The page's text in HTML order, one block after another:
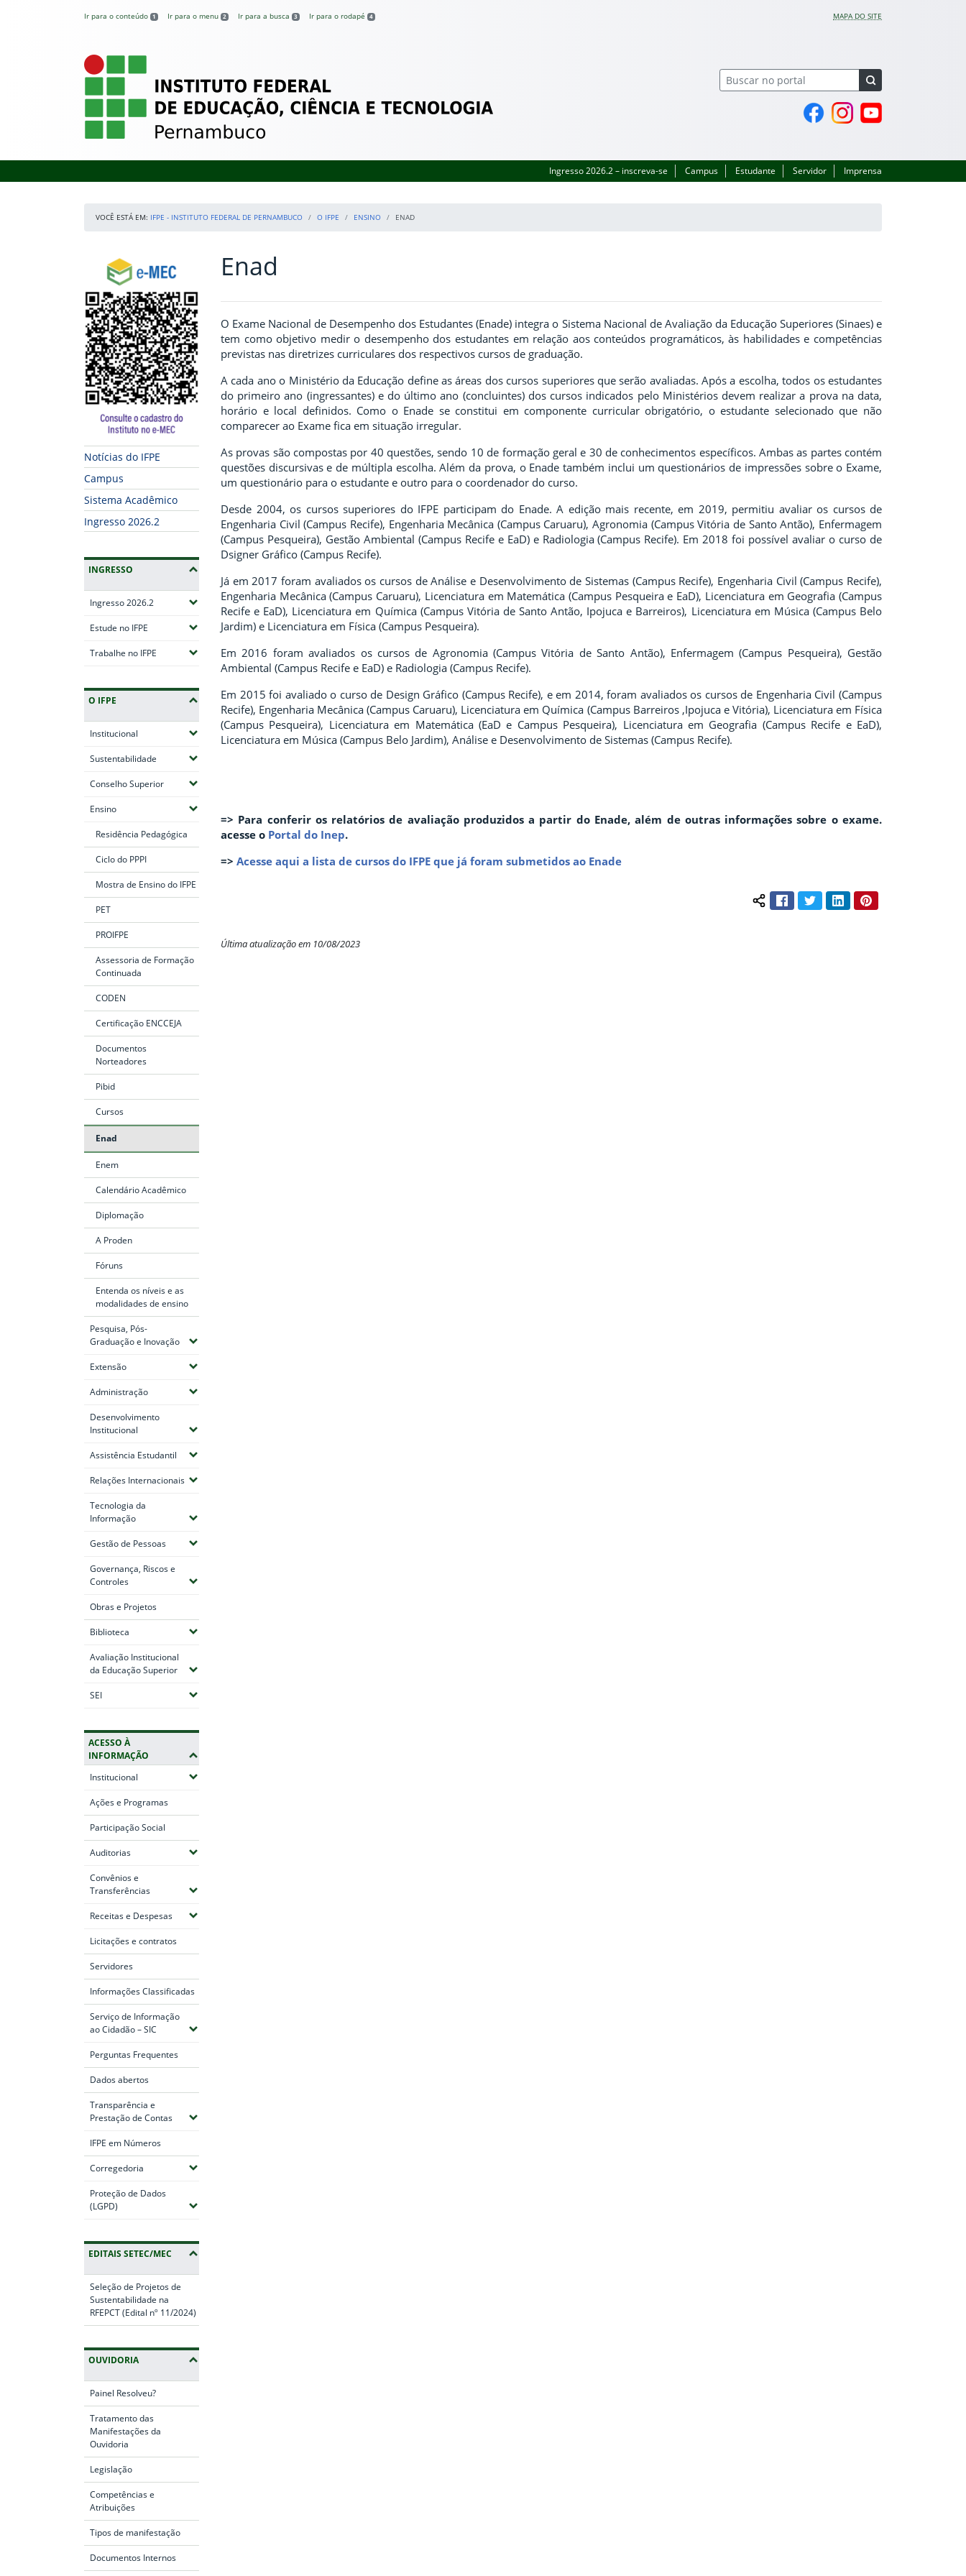
Ir para o conteúdo 1 Ir para o menu 2 Ir para a busca 3 Ir para o rodapé 4 MAPA DO SITE
IFPE – Instituto Federal de Pernambuco
Página do Facebook
Perfil no Instagram
Canal no YouTube
Ingresso 2026.2 – inscreva-se Campus Estudante Servidor Imprensa
VOCÊ ESTÁ EM: IFPE - INSTITUTO FEDERAL DE PERNAMBUCO O IFPE ENSINO ENAD
Início da navegação
Consulte o cadastro do Instituto no e-MEC
Notícias do IFPE
Campus
Sistema Acadêmico
Ingresso 2026.2
INGRESSO
Ingresso 2026.2 (Expandir submenus)
Estude no IFPE (Expandir submenus)
Trabalhe no IFPE (Expandir submenus)
O IFPE
Institucional (Expandir submenus)
Sustentabilidade (Expandir submenus)
Conselho Superior(Expandir submenus)
Ensino(Expandir submenus)
Residência Pedagógica
Ciclo do PPPI
Mostra de Ensino do IFPE
PET
PROIFPE
Assessoria de Formação
Continuada
CODEN
Certificação ENCCEJA
Documentos
Norteadores
Pibid
Cursos
Enad
Enem
Calendário Acadêmico
Diplomação
A Proden
Fóruns
Entenda os níveis e as
modalidades de ensino
Pesquisa, Pós-
Graduação e Inovação(Expandir submenus)
Extensão(Expandir submenus)
Administração(Expandir submenus)
Desenvolvimento
Institucional (Expandir submenus)
Assistência Estudantil (Expandir submenus)
Relações Internacionais(Expandir submenus)
Tecnologia da
Informação(Expandir submenus)
Gestão de Pessoas(Expandir submenus)
Governança, Riscos e
Controles(Expandir submenus)
Obras e Projetos
Biblioteca (Expandir submenus)
Avaliação Institucional
da Educação Superior(Expandir submenus)
SEI(Expandir submenus)
ACESSO À
INFORMAÇÃO
Institucional (Expandir submenus)
Ações e Programas
Participação Social
Auditorias(Expandir submenus)
Convênios e
Transferências(Expandir submenus)
Receitas e Despesas(Expandir submenus)
Licitações e contratos
Servidores
Informações Classificadas
Serviço de Informação
ao Cidadão – SIC (Expandir submenus)
Perguntas Frequentes
Dados abertos
Transparência e
Prestação de Contas(Expandir submenus)
IFPE em Números
Corregedoria (Expandir submenus)
Proteção de Dados
(LGPD) (Expandir submenus)
EDITAIS SETEC/MEC
Seleção de Projetos de
Sustentabilidade na
RFEPCT (Edital nº 11/2024)
OUVIDORIA
Painel Resolveu?
Tratamento das
Manifestações da
Ouvidoria
Legislação
Competências e
Atribuições
Tipos de manifestação
Documentos Internos
Início do conteúdo
Enad
O Exame Nacional de Desempenho dos Estudantes (Enade) integra o Sistema Nacional de Avaliação da Educação Superiores (Sinaes) e
tem como objetivo medir o desempenho dos estudantes em relação aos conteúdos programáticos, às habilidades e competências
previstas nas diretrizes curriculares dos respectivos cursos de graduação.
A cada ano o Ministério da Educação define as áreas dos cursos superiores que serão avaliadas. Após a escolha, todos os estudantes
do primeiro ano (ingressantes) e do último ano (concluintes) dos cursos indicados pelo Ministérios devem realizar a prova na data,
horário e local definidos. Como o Enade se constitui em componente curricular obrigatório, o estudante selecionado que não
comparecer ao Exame fica em situação irregular.
As provas são compostas por 40 questões, sendo 10 de formação geral e 30 de conhecimentos específicos. Ambas as partes contém
questões discursivas e de múltipla escolha. Além da prova, o Enade também inclui um questionários de impressões sobre o Exame,
um questionário para o estudante e outro para o coordenador do curso.
Desde 2004, os cursos superiores do IFPE participam do Enade. A edição mais recente, em 2019, permitiu avaliar os cursos de
Engenharia Civil (Campus Recife), Engenharia Mecânica (Campus Caruaru), Agronomia (Campus Vitória de Santo Antão), Enfermagem
(Campus Pesqueira), Gestão Ambiental (Campus Recife e EaD) e Radiologia (Campus Recife). Em 2018 foi possível avaliar o curso de
Dsigner Gráfico (Campus Recife).
Já em 2017 foram avaliados os cursos de Análise e Desenvolvimento de Sistemas (Campus Recife), Engenharia Civil (Campus Recife),
Engenharia Mecânica (Campus Caruaru), Licenciatura em Matemática (Campus Pesqueira e EaD), Licenciatura em Geografia (Campus
Recife e EaD), Licenciatura em Química (Campus Vitória de Santo Antão, Ipojuca e Barreiros), Licenciatura em Música (Campus Belo
Jardim) e Licenciatura em Física (Campus Pesqueira).
Em 2016 foram avaliados os cursos de Agronomia (Campus Vitória de Santo Antão), Enfermagem(Campus Pesqueira), Gestão
Ambiental (Campus Recife e EaD) e Radiologia (Campus Recife).
Em 2015 foi avaliado o curso de Design Gráfico (Campus Recife), e em 2014, foram avaliados os cursos de Engenharia Civil (Campus
Recife), Engenharia Mecânica (Campus Caruaru), Licenciatura em Química (Campus Barreiros ,Ipojuca e Vitória), Licenciatura em Física
(Campus Pesqueira), Licenciatura em Matemática (EaD e Campus Pesqueira), Licenciatura em Geografia (Campus Recife e EaD),
Licenciatura em Música (Campus Belo Jardim), Análise e Desenvolvimento de Sistemas (Campus Recife).
=> Para conferir os relatórios de avaliação produzidos a partir do Enade, além de outras informações sobre o exame.
acesse o Portal do Inep.
=> Acesse aqui a lista de cursos do IFPE que já foram submetidos ao Enade
Compartilhar conteúdo:
FacebookTwitterLinkedInPinterest
Última atualização em 10/08/2023